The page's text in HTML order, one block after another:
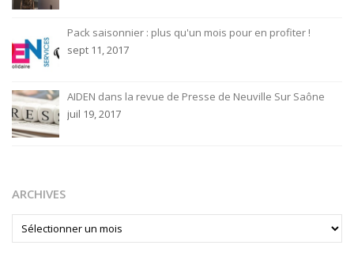
Pack saisonnier : plus qu'un mois pour en profiter !
sept 11, 2017
AIDEN dans la revue de Presse de Neuville Sur Saône
juil 19, 2017
ARCHIVES
ARCHIVES